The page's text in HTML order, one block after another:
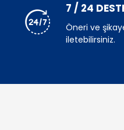
7 / 24
Öneri ve
iletebilirsiniz.